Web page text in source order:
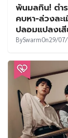
พ้นมลทิน! ตำ
คบหา-ล่วงละ
ปลอมแปลงเ
BySwarmOn29/